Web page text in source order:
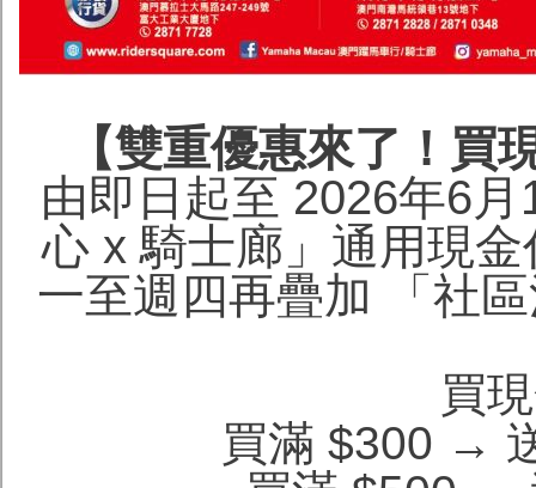
【雙重優惠來了！買
由即日起至 2026年6
心 x 騎士廊」通用現
一至週四再疊加 「社
買
買滿 $300 →